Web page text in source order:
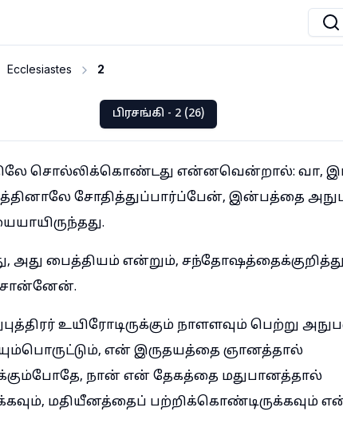
Ecclesiastes 2
பிரசங்கி - 2 (26)
சொல்லிக்கொண்டது என்னவென்றால்: வா,
சோதித்துப்பார்ப்பேன், இன்பத்தை
அது பைத்தியம் என்றும்,
சொன்னேன்.
உயிரோடிருக்கும் நாளளவும் பெற்று
என் இருதயத்தை ஞானத்தால்
நான் என் தேகத்தை மதுபானத்தால்
மதியீனத்தைப் பற்றிக்கொண்டிருக்கவும்